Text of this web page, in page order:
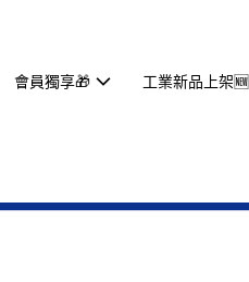
會員獨享🎁 工業新品上架🆕